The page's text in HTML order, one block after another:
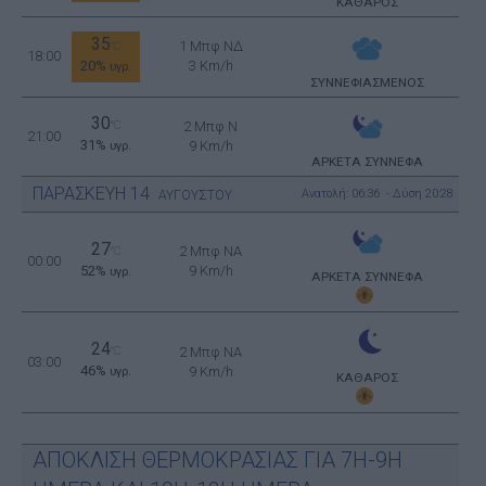
18:00
35
20% υγρ.
1 Μπφ ΝΔ
3 Km/h
ΣΥΝΝΕΦΙΑΣΜΕΝΟΣ
21:00
30
31% υγρ.
2 Μπφ N
9 Km/h
ΑΡΚΕΤΑ ΣΥΝΝΕΦΑ
ΠΑΡΑΣΚΕΥΗ 14 ΑΥΓΟΥΣΤΟΥ Ανατολή: 06:36 - Δύση 20:28
00:00
27
52% υγρ.
2 Μπφ NA
9 Km/h
ΑΡΚΕΤΑ ΣΥΝΝΕΦΑ
03:00
24°C
46% υγρ.
2 Μπφ NA
9 Km/h
ΚΑΘΑΡΟΣ
ΑΠΟΚΛΙΣΗ ΘΕΡΜΟΚΡΑΣΙΑΣ ΓΙΑ 7Η-9Η